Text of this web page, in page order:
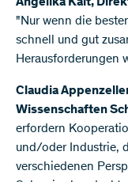
Angelika Kalt,
"Nur wenn die
schnell und gut
Herausforderungen
Claudia
Wissenschaften
erfordern
und/oder Industrie,
verschiedenen